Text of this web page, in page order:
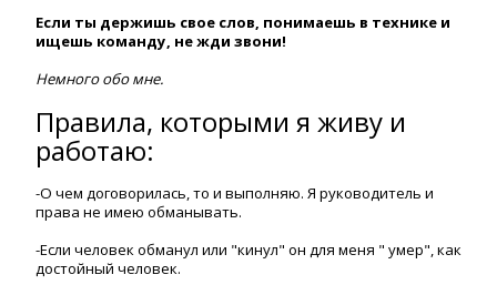
Если ты держишь свое слов, понимаешь в технике и
ищешь команду, не жди звони!
Немного обо мне.
Правила, которыми я живу и
работаю:
-О чем договорилась, то и выполняю. Я руководитель и
права не имею обманывать.
-Если человек обманул или "кинул" он для меня " умер", как
достойный человек.